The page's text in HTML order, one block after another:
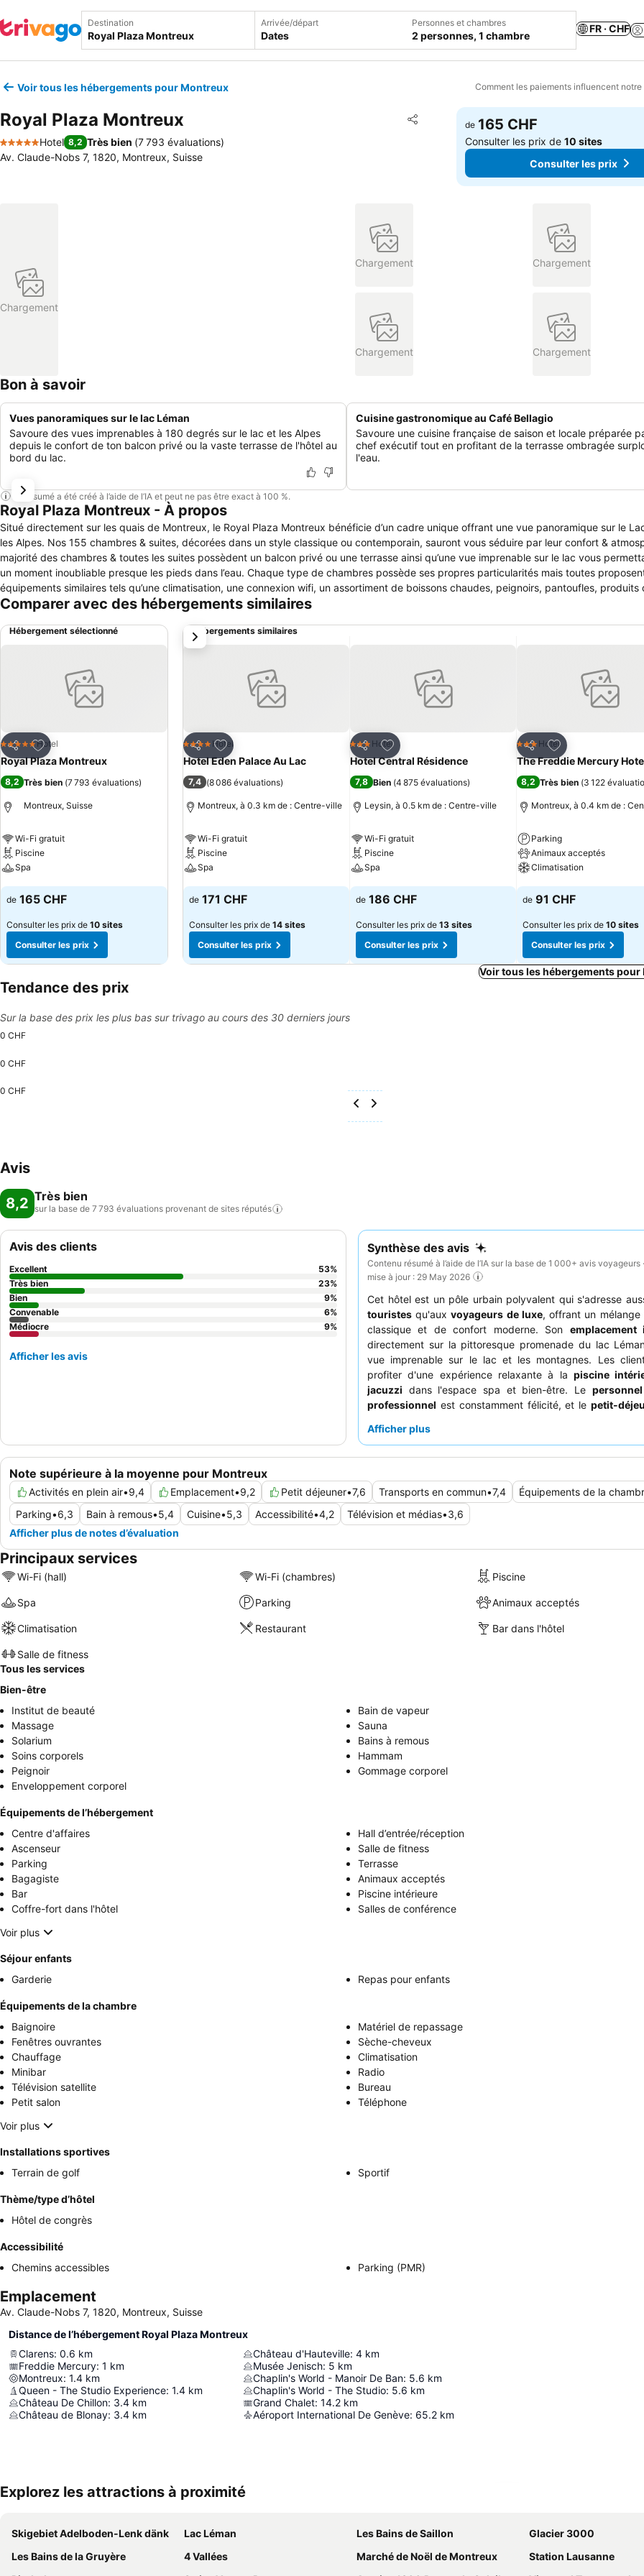
Destination Arrivée/départ
Dates
Personnes et chambres
2 personnes, 1 chambre
FR · CHF
Voir tous les hébergements pour Montreux Comment les paiements influencent
Royal Plaza Montreux Partager
Ajouter à mes favoris
5 Étoiles
Hotel 8,2 Très bien (7 793 évaluations)
Av. Claude-Nobs 7, 1820, Montreux, Suisse
de 165 CHF
Consulter les prix de10 sites
Consulter les prix
Chargement
Chargement Chargement
Chargement Chargement
Bon à savoir
Vues panoramiques sur le lac Léman
Savoure des vues imprenables à 180 degrés sur le lac et les Alpes
depuis le confort de ton balcon privé ou la vaste terrasse de l'hôtel au
bord du lac.
Cuisine gastronomique au Café Bellagio
Savoure une cuisine française de saison et locale préparée
chef exécutif tout en profitant de la terrasse ombragée
l'eau.
Ce résumé a été créé à l’aide de l’IA et peut ne pas être exact à 100 %.
Royal Plaza Montreux - À propos
Situé directement sur les quais de Montreux, le Royal Plaza Montreux bénéficie d’un cadre unique offrant une vue panoramique sur le
les Alpes. Nos 155 chambres & suites, décorées dans un style classique ou contemporain, sauront vous séduire par leur confort & atmosphère. La
majorité des chambres & toutes les suites possèdent un balcon privé ou une terrasse ainsi qu’une vue imprenable sur le lac vous
un moment inoubliable presque les pieds dans l’eau. Chaque type de chambres possède ses propres particularités mais toutes
équipements similaires tels qu’une climatisation, une connexion wifi, un assortiment de boissons chaudes, peignoirs, pantoufles, produits
bain… Pour parfaire votre séjour, une escale culinaire s’impose au Café Bellagio pour y savourer petit déjeuner, brunch, ou encore plats gourmands &
une ambiance feutrée & plus décontractée. À la belle saison, chacun de ces lieux vous permettra de profiter des plaisirs de la table face à
proche de l’autoroute & du centre-ville. À 90 km de l’aéroport de Genève ou encore à 10 minutes à pied de la gare, l’hôtel est facilement
propose 135 places de parking. Une fois sur place & grâce à la Montreux Riviera Card, bénéficiez gratuitement des transports publics de
ainsi que de nombreux autres avantages touristiques.
Comparer avec des hébergements similaires
Hébergement sélectionné
Partager
Ajouter à mes favoris
5 Étoiles Hotel
Royal Plaza Montreux
8,2 Très bien (7 793 évaluations)
Montreux, Suisse
Wi-Fi gratuit
Piscine
Spa
Consulter les prix
de 165 CHF
Consulter les prix de 10 sites
Consulter les prix
Hébergements similaires
Partager
Ajouter à mes favoris
4 ÉtoilesHotel
Hotel Eden Palace Au Lac
7,4 (8 086 évaluations)
Montreux, à 0.3 km de : Centre-ville
Wi-Fi gratuit
Piscine
Spa
Consulter les prix
de 171 CHF
Consulter les prix de 14 sites
Consulter les prix
Partager
Ajouter à mes favoris
3 ÉtoilesHotel
Hotel Central Résidence
7,8 Bien (4 875 évaluations)
Leysin, à 0.5 km de : Centre-ville
Wi-Fi gratuit
Piscine
Spa
Consulter les prix
de 186 CHF
Consulter les prix de 13 sites
Consulter les prix
Partager
Ajouter à mes
3 ÉtoilesHotel
The Freddie Mercury
8,2 Très bien (3 122
Montreux, à 0.4 km de :
Parking
Animaux acceptés
Climatisation
Consulter les prix
de 91 CHF
Consulter les prix de 10 sites
Consulter les prix
suivant
Voir tous les hébergements pour
Tendance des prix
Sur la base des prix les plus bas sur trivago au cours des 30 derniers jours
0 CHF
0 CHF
0 CHF
Avis
8,2 Très bien
sur la base de 7 793 évaluations provenant de sites réputés
Synthèse des avis
Contenu résumé à l’aide de l’IA sur la base de 1 000+ avis voyageurs
mise à jour : 29 May 2026
Cet hôtel est un pôle urbain polyvalent qui s'adresse
touristes qu'auxvoyageurs de luxe, offrant un mélange
classique et de confort moderne. Son emplacement
directement sur la pittoresque promenade du lac
vue imprenable sur le lac et les montagnes. Les
profiter d'une expérience relaxante à la piscine
jacuzzi dans l'espace spa et bien-être. Le
professionnel est constamment félicité, et lepetit-
Pour un séjour vraiment mémorable, pensez à réserver
Afficher plus
Note supérieure à la moyenne pour Montreux
Activités en plein air•9,4 Emplacement•9,2 Petit déjeuner•7,6 Transports en commun•7,4 Équipements de la
Parking•6,3 Bain à remous•5,4 Cuisine•5,3 Accessibilité•4,2 Télévision et médias•3,6
Afficher plus de notes d’évaluation
Avis des clients
Excellent 53%
Très bien
23%
Bien
9%
Convenable
6%
Médiocre
9%
Afficher les avis
Principaux services
Wi-Fi (hall) Wi-Fi (chambres) Piscine
Spa Parking Animaux acceptés
Climatisation Restaurant Bar dans l'hôtel
Salle de fitness
Tous les services
Bien-être
Institut de beauté
Bain de vapeur
Massage
Sauna
Solarium
Bains à remous
Soins corporels
Hammam
Peignoir
Gommage corporel
Enveloppement corporel
Équipements de l’hébergement
Centre d'affaires
Hall d’entrée/réception
Ascenseur
Salle de fitness
Parking
Terrasse
Bagagiste
Animaux acceptés
Bar
Piscine intérieure
Coffre-fort dans l'hôtel
Salles de conférence
Voir plus
Séjour enfants
Garderie
Repas pour enfants
Équipements de la chambre
Baignoire
Matériel de repassage
Fenêtres ouvrantes
Sèche-cheveux
Chauffage
Climatisation
Minibar
Radio
Télévision satellite
Bureau
Petit salon
Téléphone
Voir plus
Installations sportives
Terrain de golf
Sportif
Thème/type d’hôtel
Hôtel de congrès
Accessibilité
Chemins accessibles
Parking (PMR)
Emplacement
Av. Claude-Nobs 7, 1820, Montreux, Suisse
Distance de l’hébergement Royal Plaza Montreux
Clarens: 0.6 km
Freddie Mercury: 1 km
Montreux: 1.4 km
Queen - The Studio Experience: 1.4 km
Château De Chillon: 3.4 km
Château de Blonay: 3.4 km
Château d'Hauteville: 4 km
Musée Jenisch: 5 km
Chaplin's World - Manoir De Ban: 5.6 km
Chaplin's World - The Studio: 5.6 km
Grand Chalet: 14.2 km
Aéroport International De Genève: 65.2 km
Explorez les attractions à proximité
Skigebiet Adelboden-Lenk dänk Lac Léman Les Bains de Saillon
Glacier 3000
Les Bains de la Gruyère
4 Vallées Marché de Noël de Montreux
Station Lausanne